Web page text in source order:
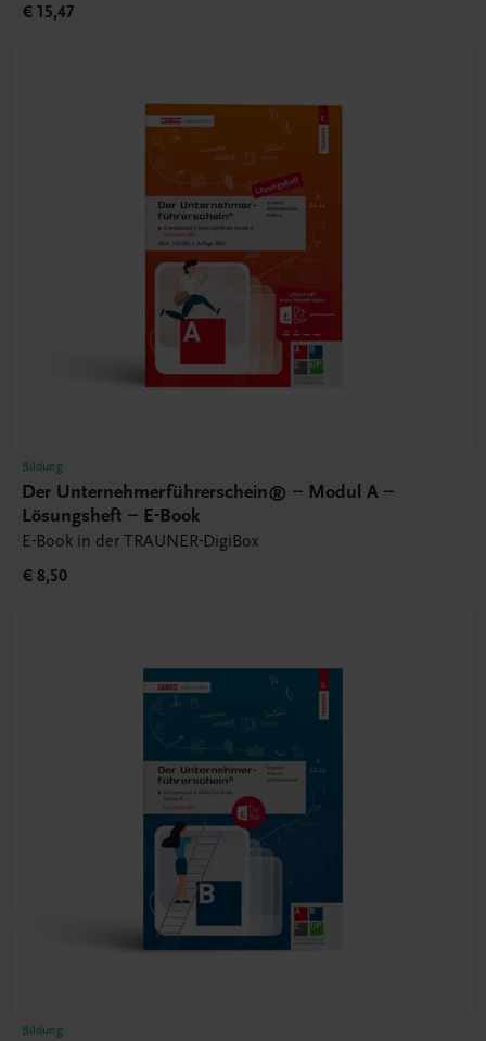
€ 15,47
Bildung
Der Unternehmerführerschein® – Modul A –
Lösungsheft – E-Book
E-Book in der TRAUNER-DigiBox
€ 8,50
Bildung